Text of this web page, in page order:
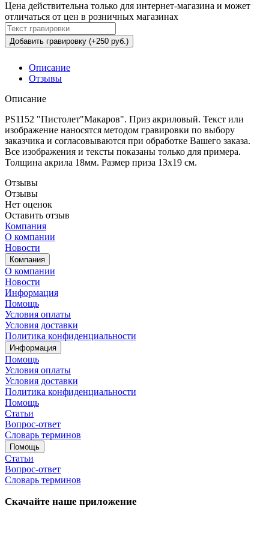
Цена действительна только для интернет-магазина и может
отличаться от цен в розничных магазинах
Добавить гравировку (+250 руб.)
Описание
Отзывы
Описание
PS1152 "Пистолет"Макаров". Приз акриловый. Текст или
изображение наносятся методом гравировки по выбору
заказчика и согласовываются при обработке Вашего заказа.
Все изображения и тексты показаны только для примера.
Толщина акрила 18мм. Размер приза 13х19 см.
Отзывы
Отзывы
Нет оценок
Оставить отзыв
Компания
О компании
Новости
Компания
О компании
Новости
Информация
Помощь
Условия оплаты
Условия доставки
Политика конфиденциальности
Информация
Помощь
Условия оплаты
Условия доставки
Политика конфиденциальности
Помощь
Статьи
Вопрос-ответ
Словарь терминов
Помощь
Статьи
Вопрос-ответ
Словарь терминов
Скачайте наше приложение